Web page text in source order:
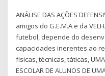
ANÁLISE DAS AÇÕES
amigos do G.E.M.A e da
futebol, depende do
capacidades inerentes ao
físicas, técnicas, táticas, UMA
ESCOLAR DE ALUNOS DE